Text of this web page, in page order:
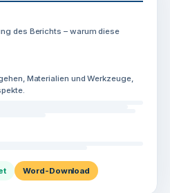
des Berichts – warum diese
Materialien und Werkzeuge,
Word-Download